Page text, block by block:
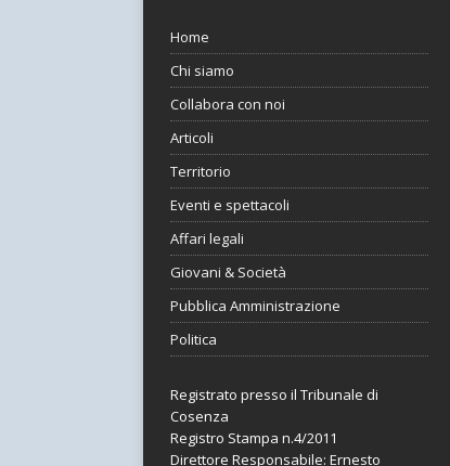
Home
Chi siamo
Collabora con noi
Articoli
Territorio
Eventi e spettacoli
Affari legali
Giovani & Società
Pubblica Amministrazione
Politica
Registrato presso il Tribunale di
Cosenza
Registro Stampa n.4/2011
Direttore Responsabile: Ernesto